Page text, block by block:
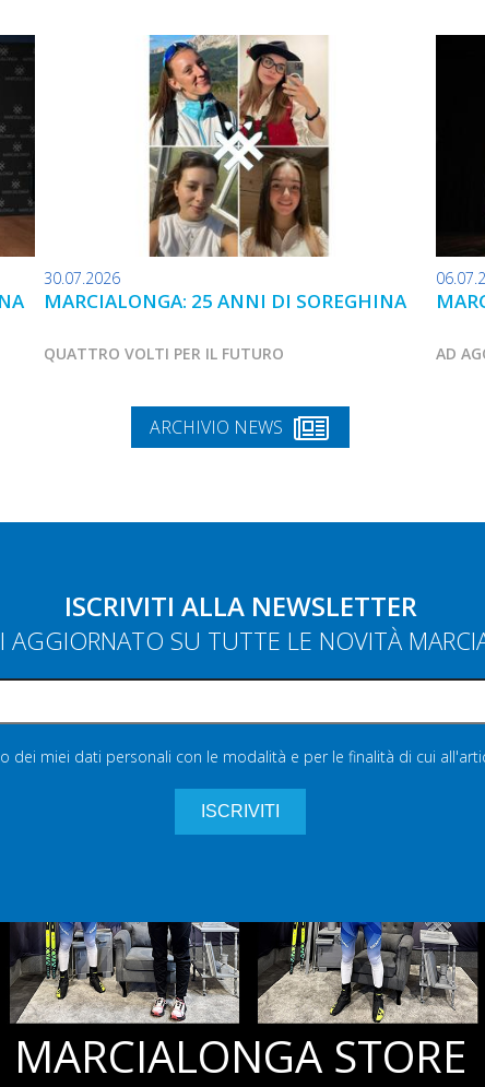
30.07.2026
MARCIALONGA: 25 ANNI DI SOREGHINA
QUATTRO VOLTI PER IL FUTURO AD
ARCHIVIO NEWS
ISCRIVITI ALLA NEWSLETTER
AGGIORNATO SU TUTTE LE NOVITÀ
dei miei dati personali con le modalità e per le finalità di cui
MARCIALONGA STORE